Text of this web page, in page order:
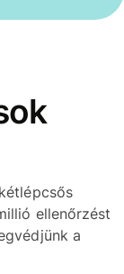
ellenőrzést
a